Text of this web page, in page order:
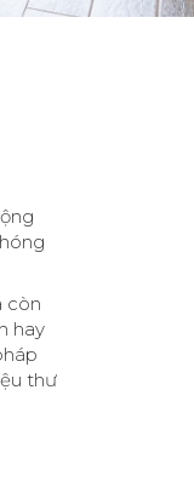
còn
hay
thư